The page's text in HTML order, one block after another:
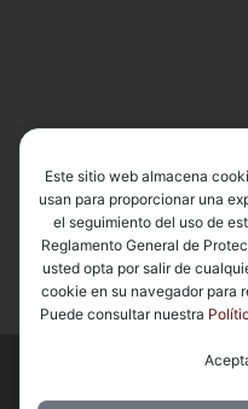
Basílica de Nuestra
los
Este sitio web almacena
usan para proporcionar una
el seguimiento del uso de
Reglamento General de
usted opta por salir de
cookie en su navegador para
Puede consultar nuestra